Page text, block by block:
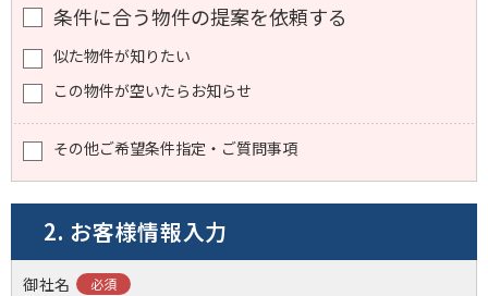
条件に合う物件の提案を依頼する
似た物件が知りたい
この物件が空いたらお知らせ
その他ご希望条件指定・ご質問事項
2. お客様情報入力
御社名